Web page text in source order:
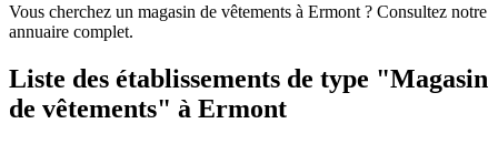
Vous cherchez un magasin de vêtements à Ermont ? Consultez notre
annuaire complet.
Liste des établissements de type "Magasin
de vêtements" à Ermont